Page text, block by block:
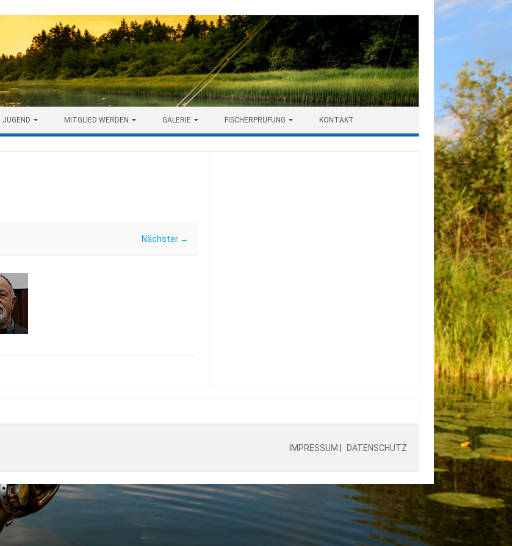
JUGEND MITGLIED WERDEN GALERIE FISCHERPRÜFUNG KONTAKT
Nächster →
IMPRESSUM DATENSCHUTZ